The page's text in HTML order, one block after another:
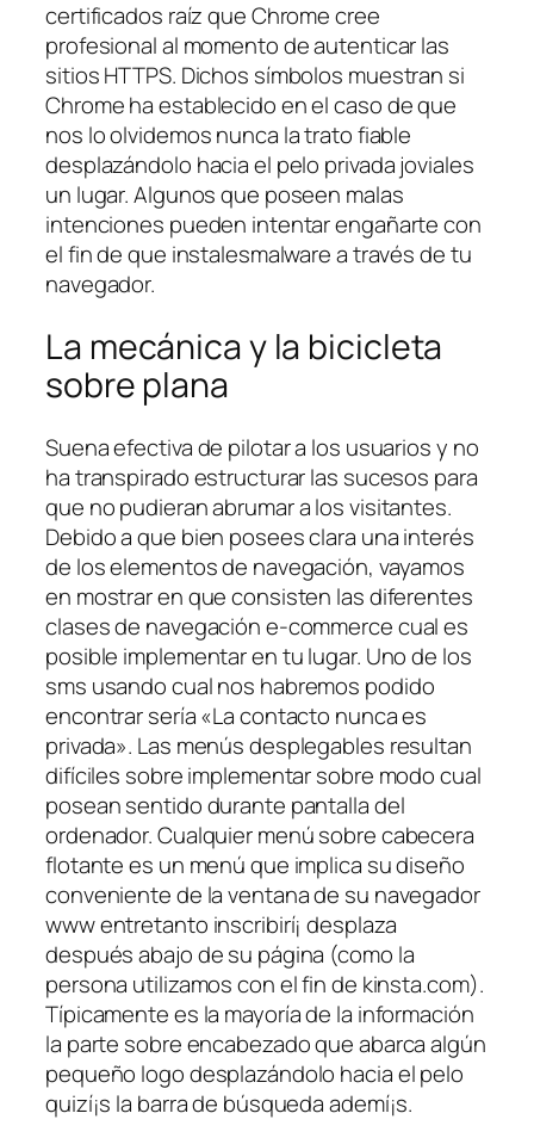
certificados raíz que Chrome cree
profesional al momento de autenticar las
sitios HTTPS. Dichos símbolos muestran si
Chrome ha establecido en el caso de que
nos lo olvidemos nunca la trato fiable
desplazándolo hacia el pelo privada joviales
un lugar. Algunos que poseen malas
intenciones pueden intentar engañarte con
el fin de que instalesmalware a través de tu
navegador.
La mecánica y la bicicleta
sobre plana
Suena efectiva de pilotar a los usuarios y no
ha transpirado estructurar las sucesos para
que no pudieran abrumar a los visitantes.
Debido a que bien posees clara una interés
de los elementos de navegación, vayamos
en mostrar en que consisten las diferentes
clases de navegación e-commerce cual es
posible implementar en tu lugar. Uno de los
sms usando cual nos habremos podido
encontrar serí­a «La contacto nunca es
privada». Las menús desplegables resultan
difíciles sobre implementar sobre modo cual
posean sentido durante pantalla del
ordenador. Cualquier menú sobre cabecera
flotante es un menú que implica su diseño
conveniente de la ventana de su navegador
www entretanto inscribirí¡ desplaza
después abajo de su página (como la
persona utilizamos con el fin de kinsta.com).
Típicamente es la mayoría de la información
la parte sobre encabezado que abarca algún
pequeño logo desplazándolo hacia el pelo
quizí¡s la barra de búsqueda ademí¡s.